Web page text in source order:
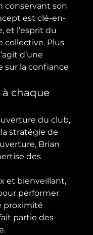
conservant son
est clé-en-
et l’esprit du
collective. Plus
d’une
sur la confiance
chaque
du club,
stratégie de
Brian
des
et bienveillant,
performer
proximité
partie des